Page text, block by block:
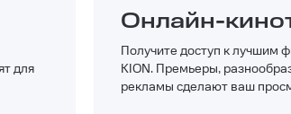
для
Онлайн-
Получите доступ к лучшим
KION. Премьеры,
рекламы сделают ваш